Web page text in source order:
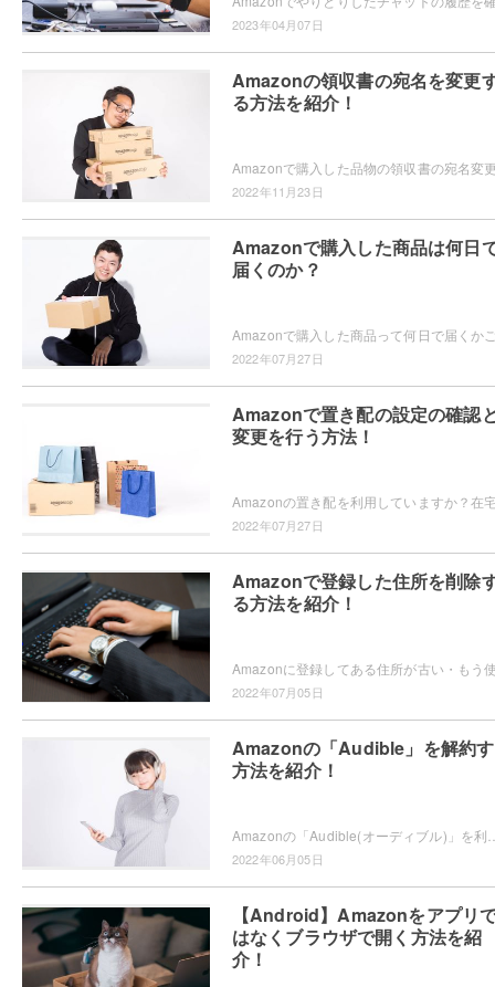
2023年04月07日
Amazonの領収書の宛名を変更
る方法を紹介！
2022年11月23日
Amazonで購入した商品は何日
届くのか？
2022年07月27日
Amazonで置き配の設定の確認
変更を行う方法！
2022年07月27日
Amazonで登録した住所を削除
る方法を紹介！
2022年07月05日
Amazonの「Audible」を解約
方法を紹介！
2022年06月05日
【Android】Amazonをアプリ
はなくブラウザで開く方法を紹
介！